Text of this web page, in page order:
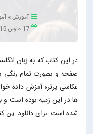
آموزش»
17 مارس 2015
صفحه و بصورت تمام رنگی
عکاسی پرتره آمزش داده
ها در این زمیه بوده است و
شده است. برای دانلود این